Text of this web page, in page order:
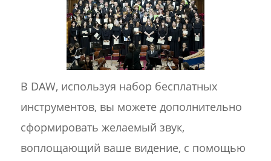
В DAW, используя набор бесплатных
инструментов, вы можете дополнительно
сформировать желаемый звук,
воплощающий ваше видение, с помощью